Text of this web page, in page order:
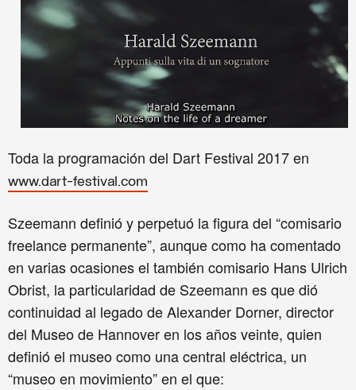
Toda la programación del Dart Festival 2017 en
www.dart-festival.com
Szeemann definió y perpetuó la figura del “comisario
freelance permanente”, aunque como ha comentado
en varias ocasiones el también comisario Hans Ulrich
Obrist, la particularidad de Szeemann es que dió
continuidad al legado de Alexander Dorner, director
del Museo de Hannover en los años veinte, quien
definió el museo como una central eléctrica, un
“museo en movimiento” en el que: